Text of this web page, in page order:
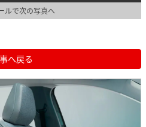
ルで次の写真へ
へ戻る